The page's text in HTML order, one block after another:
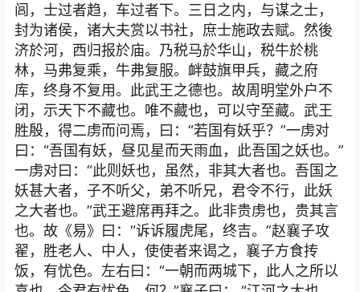
闾，士过者趋，车过者下。三日之内，与谋之士，
封为诸侯，诸大夫赏以书社，庶士施政去赋。然後
济於河，西归报於庙。乃税马於华山，税牛於桃
林，马弗复乘，牛弗复服。衅鼓旗甲兵，藏之府
库，终身不复用。此武王之德也。故周明堂外户不
闭，示天下不藏也。唯不藏也，可以守至藏。武王
胜殷，得二虏而问焉，曰：“若国有妖乎？”一虏对
曰：“吾国有妖，昼见星而天雨血，此吾国之妖也。”
一虏对曰：“此则妖也，虽然，非其大者也。吾国之
妖甚大者，子不听父，弟不听兄，君令不行，此妖
之大者也。”武王避席再拜之。此非贵虏也，贵其言
也。故《易》曰：“诉诉履虎尾，终吉。”赵襄子攻
翟，胜老人、中人，使使者来谒之，襄子方食抟
饭，有忧色。左右曰：“一朝而两城下，此人之所以